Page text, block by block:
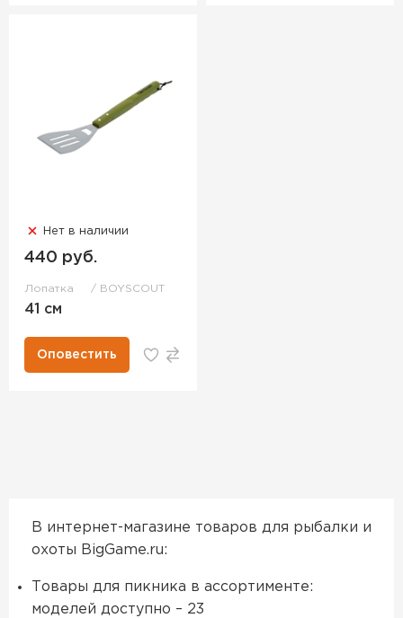
Нет в наличии
440 руб.
Лопатка BOYSCOUT
41 см
Оповестить
В интернет-магазине товаров для рыбалки и
охоты BigGame.ru:
Товары для пикника в ассортименте:
моделей доступно – 23